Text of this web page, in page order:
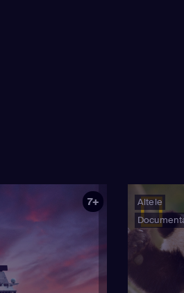
7+
Altele